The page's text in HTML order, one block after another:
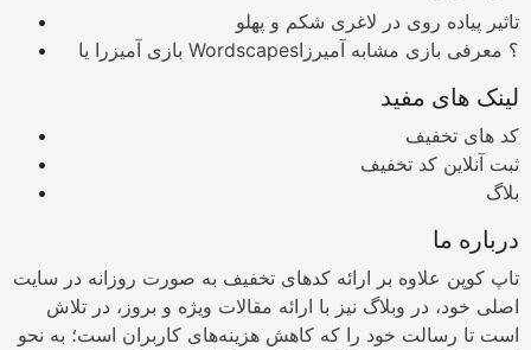
تاثیر پیاده روی در لاغری شکم و پهلو
بازی آمیزرا یا Wordscapes؟ معرفی بازی مشابه آمیرزا
لینک های مفید
کد های تخفیف
ثبت آنلاین کد تخفیف
بلاگ
درباره ما
تاپ کوپن علاوه بر ارائه کدهای تخفیف به صورت روزانه در سایت
اصلی خود، در وبلاگ نیز با ارائه مقالات ویژه و بروز، در تلاش
است تا رسالت خود را که کاهش هزینه‌های کاربران است؛ به نحو